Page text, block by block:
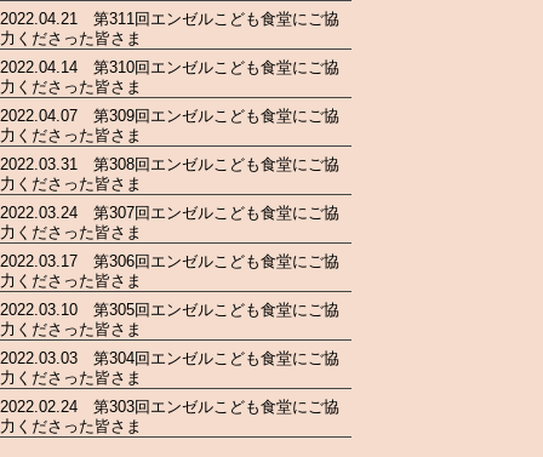
2022.04.21 第311回エンゼルこども食堂にご協
力くださった皆さま
2022.04.14 第310回エンゼルこども食堂にご協
力くださった皆さま
2022.04.07 第309回エンゼルこども食堂にご協
力くださった皆さま
2022.03.31 第308回エンゼルこども食堂にご協
力くださった皆さま
2022.03.24 第307回エンゼルこども食堂にご協
力くださった皆さま
2022.03.17 第306回エンゼルこども食堂にご協
力くださった皆さま
2022.03.10 第305回エンゼルこども食堂にご協
力くださった皆さま
2022.03.03 第304回エンゼルこども食堂にご協
力くださった皆さま
2022.02.24 第303回エンゼルこども食堂にご協
力くださった皆さま